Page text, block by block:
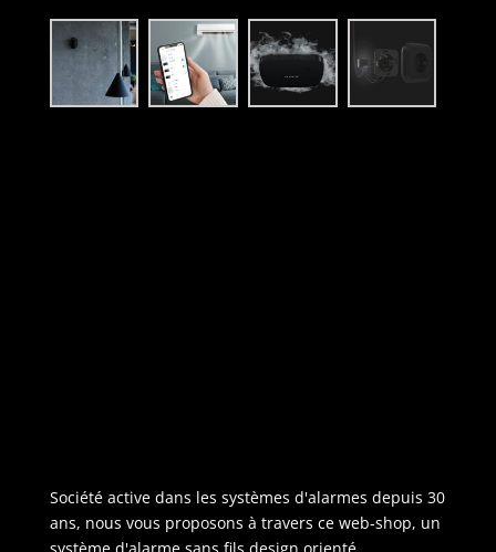
Société active dans les systèmes d'alarmes depuis 30
ans, nous vous proposons à travers ce web-shop, un